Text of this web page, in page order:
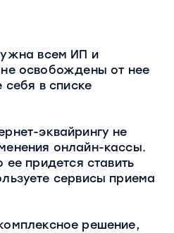
всем ИП и
освобождены от нее
себя в списке
эквайрингу не
онлайн-кассы.
придется ставить
сервисы приема
решение,